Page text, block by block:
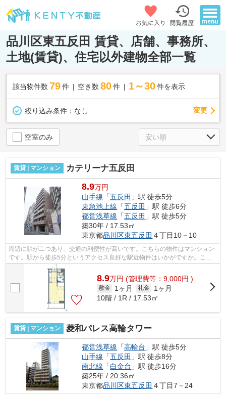
品川区東五反田 賃貸、店舗、事務所、
土地(賃貸)、住宅以外建物全部一覧
該当物件数 79件 空き数 80 件 1～30 件を表示
絞り込み条件： なし 変更
空室のみ
賃貸 | マンション カテリーナ五反田
8.9万円
山手線 「五反田 」駅 徒歩5分
東急池上線 「五反田 」駅 徒歩6分
都営浅草線 「五反田 」駅 徒歩5分
築30年 / 17.53㎡
東京都品川区東五反田 ４丁目10－10
周辺に駅が二つあり、交通の利便性が高いです。こちらの物件はマンション
です。駅から徒歩5分というアクセス良好な駅近物件はいかがですか。こち
らの物件はエレベーター付きです。通風...
8.9万円 (管理費等：9,000円 )
敷金 1ヶ月 礼金
1ヶ月
10階 / 1R / 17.53㎡
賃貸 | マンション 菱和パレス高輪タワー
都営浅草線 「高輪台 」駅 徒歩5分
山手線 「五反田 」駅 徒歩8分
南北線 「白金台 」駅 徒歩16分
築25年 / 20.36㎡
東京都品川区東五反田 ４丁目7－24